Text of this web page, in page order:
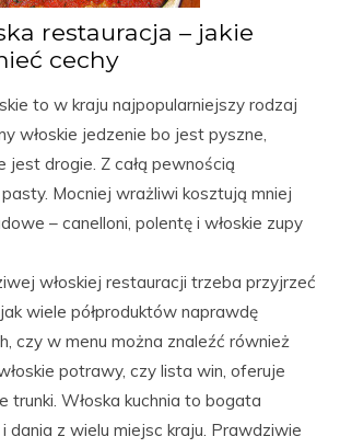
restauracja – jakie
cechy
to w kraju najpopularniejszy rodzaj
włoskie jedzenie bo jest pyszne,
jest drogie. Z całą pewnością
Mocniej wrażliwi kosztują mniej
– canelloni, polentę i włoskie zupy
włoskiej restauracji trzeba przyjrzeć
wiele półproduktów naprawdę
czy w menu można znaleźć również
potrawy, czy lista win, oferuje
trunki. Włoska kuchnia to bogata
dania z wielu miejsc kraju. Prawdziwie